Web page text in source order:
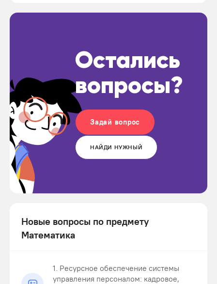
Остались
вопросы?
Задай вопрос
НАЙДИ НУЖНЫЙ
Новые вопросы по предмету
Математика
1. Ресурсное обеспечение системы
управления персоналом: кадровое,